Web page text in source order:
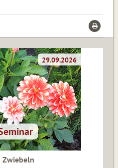
Zwiebeln